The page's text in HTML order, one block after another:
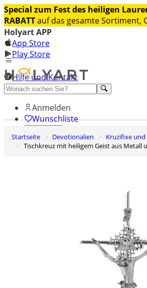
Special zum Fest des heiligen
RABATTauf das gesamte Sortiment,
Holyart APP
App Store
Play Store
Hilfe und Kontakt
Entdecken Sie Premium
Anmelden
Wunschliste
0
Warenkorb
Startseite Devotionalien Kruzifixe
Tischkreuz mit heiligem Geist aus Metall